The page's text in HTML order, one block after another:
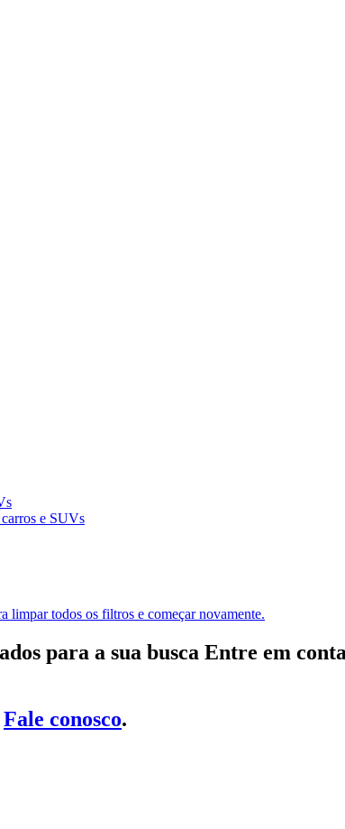
carros e SUVs
limpar todos os filtros e começar novamente.
para a sua busca Entre em
Fale conosco.